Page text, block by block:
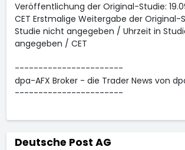
Veröffentlichung der Original-Studie:
CET Erstmalige Weitergabe der Original-
Studie nicht angegeben / Uhrzeit in
angegeben / CET
-----------------------
dpa-AFX Broker - die Trader News von
-----------------------
Deutsche Post AG